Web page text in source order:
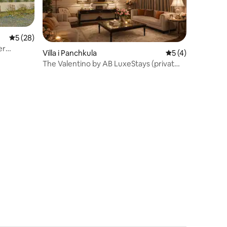
5 ud af 5 i gennemsnitlig bedømmelse, 28 omtaler
5 (28)
Villa i Panchkula 5 ud af 5 i
5 (4)
The Valentino by AB LuxeStays (privat